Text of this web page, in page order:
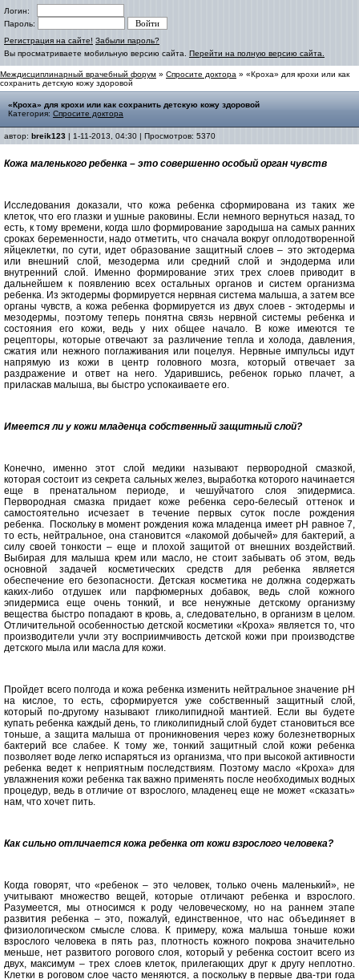
Логин:
Пароль:
Регистрация на сайте! Забыли пароль?
Вы просматриваете мобильную версию сайта. Перейти на полную версию сайта.
Междисциплинарный врачебный форум » Спросите доктора » «Кроха» для крохи или как
сохранить детскую кожу здоровой
«Кроха» для крохи или как сохранить детскую кожу здоровой
Категория: Спросите доктора
автор: breik123 | 1-11-2013, 04:30 | Просмотров: 5370
Кожа маленького ребенка – это совершенно особый орган чувств
Исследования доказали, что кожа ребенка сформирована из таких же
клеток, что его глазки и ушные раковины. Если немного вернуться назад, то
есть, к тому времени, когда шло формирование зародыша на самых ранних
сроках беременности, надо отметить, что сначала вокруг оплодотворенной
яйцеклетки, по сути, идет образование защитный слоев – это эктодерма
или внешний слой, мезодерма или средний слой и эндодерма или
внутренний слой. Именно формирование этих трех слоев приводит в
дальнейшем к появлению всех остальных органов и систем организма
ребенка. Из эктодермы формируется нервная система малыша, а затем все
органы чувств, а кожа ребенка формируется из двух слоев - эктодермы и
мезодермы, поэтому теперь понятна связь нервной системы ребенка и
состояния его кожи, ведь у них общее начало. В коже имеются те
рецепторы, которые отвечают за различение тепла и холода, давления,
сжатия или нежного поглаживания или поцелуя. Нервные импульсы идут
напрямую из кожи в центр головного мозга, который отвечает за
раздражение и ответ на него. Ударившись, ребенок горько плачет, а
приласкав малыша, вы быстро успокаиваете его.
Имеется ли у кожи младенца собственный защитный слой?
Конечно, именно этот слой медики называют первородной смазкой,
которая состоит из секрета сальных желез, выработка которого начинается
еще в пренатальном периоде, и чешуйчатого слоя эпидермиса.
Первородная смазка придает коже ребенка серо-белесый оттенок и
самостоятельно исчезает в течение первых суток после рождения
ребенка. Поскольку в момент рождения кожа младенца имеет рН равное 7,
то есть, нейтральное, она становится «лакомой добычей» для бактерий, а
силу своей тонкости – еще и плохой защитой от внешних воздействий.
Выбирая для малыша крем или масло, не стоит забывать об этом, ведь
основной задачей косметических средств для ребенка является
обеспечение его безопасности. Детская косметика не должна содержать
каких-либо отдушек или парфюмерных добавок, ведь слой кожного
эпидермиса еще очень тонкий, и все ненужные детскому организму
вещества быстро попадают в кровь, а, следовательно, в организм в целом.
Отличительной особенностью детской косметики «Кроха» является то, что
производители учли эту восприимчивость детской кожи при производстве
детского мыла или масла для кожи.
Пройдет всего полгода и кожа ребенка изменить нейтральное значение рН
на кислое, то есть, сформируется уже собственный защитный слой,
который по-другому называют гликолипидной мантией. Если вы будете
купать ребенка каждый день, то гликолипидный слой будет становиться все
тоньше, а защита малыша от проникновения через кожу болезнетворных
бактерий все слабее. К тому же, тонкий защитный слой кожи ребенка
позволяет воде легко испаряться из организма, что при высокой активности
ребенка ведет к неприятным последствиям. Поэтому масло «Кроха» для
увлажнения кожи ребенка так важно применять после необходимых водных
процедур, ведь в отличие от взрослого, младенец еще не может «сказать»
нам, что хочет пить.
Как сильно отличается кожа ребенка от кожи взрослого человека?
Когда говорят, что «ребенок – это человек, только очень маленький», не
учитывают множество вещей, которые отличают ребенка и взрослого.
Разумеется, мы относимся к роду человеческому, но на раннем этапе
развития ребенка – это, пожалуй, единственное, что нас объединяет в
физиологическом смысле слова. К примеру, кожа малыша тоньше кожи
взрослого человека в пять раз, плотность кожного покрова значительно
меньше, нет развитого рогового слоя, который у ребенка состоит всего из
двух, максимум – трех слоев клеток, прилегающих друг к другу неплотно.
Клетки в роговом слое часто меняются, а поскольку в первые два-три года